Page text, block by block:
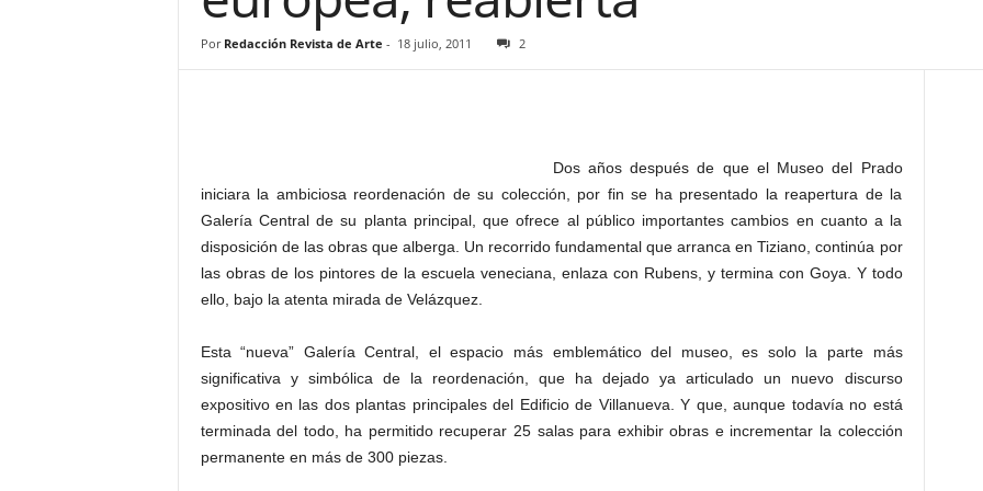
Por Redacción Revista de Arte - 18 julio, 2011 2
Dos años después de que el Museo del Prado
iniciara la ambiciosa reordenación de su colección, por fin se ha presentado la reapertura de la
Galería Central de su planta principal, que ofrece al público importantes cambios en cuanto a la
disposición de las obras que alberga. Un recorrido fundamental que arranca en Tiziano, continúa por
las obras de los pintores de la escuela veneciana, enlaza con Rubens, y termina con Goya. Y todo
ello, bajo la atenta mirada de Velázquez.
Esta “nueva” Galería Central, el espacio más emblemático del museo, es solo la parte más
significativa y simbólica de la reordenación, que ha dejado ya articulado un nuevo discurso
expositivo en las dos plantas principales del Edificio de Villanueva. Y que, aunque todavía no está
terminada del todo, ha permitido recuperar 25 salas para exhibir obras e incrementar la colección
permanente en más de 300 piezas.